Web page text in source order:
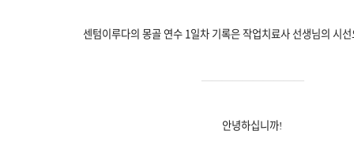
센텀이루다의 몽골 연수 1일차 기록은 작업치료사 선생님의 시
——————————
안녕하십니까!